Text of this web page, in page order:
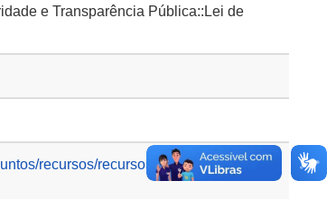
e Transparência Pública::Lei de
recursos/recursos-julgados-a-